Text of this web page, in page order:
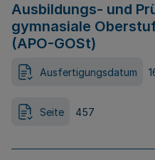
Ausbildungs- und
gymnasiale
(APO-GOSt)
Ausfertigungsdatum
Seite 457